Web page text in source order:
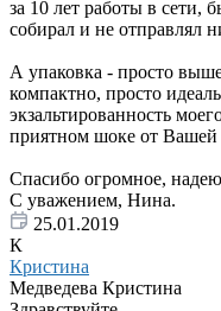
за 10 лет работы в сети,
собирал и не отправлял
А упаковка - просто
компактно, просто
экзальтированность
приятном шоке от Вашей
Спасибо огромное,
С уважением, Нина.
25.01.2019
К
Кристина
Медведева Кристина